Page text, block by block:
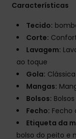
Características
Tecido:
Corte:
Lavagem:
ao toque
Gola: Clássica
Mangas:
Bolsos:
Fecho: Fecho
Etiqueta da
bolso do peito e